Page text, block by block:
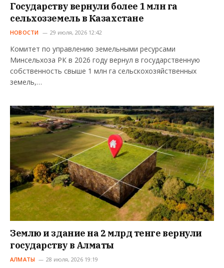
Государству вернули более 1 млн га
сельхозземель в Казахстане
НОВОСТИ 29 июля, 2026 12:42
Комитет по управлению земельными ресурсами
Минсельхоза РК в 2026 году вернул в государственную
собственность свыше 1 млн га сельскохозяйственных
земель,…
Землю и здание на 2 млрд тенге вернули
государству в Алматы
АЛМАТЫ 28 июля, 2026 19:19